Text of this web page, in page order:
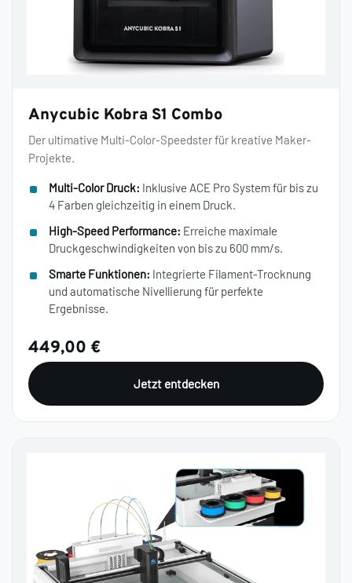
Anycubic Kobra S1 Combo
Der ultimative Multi-Color-Speedster für kreative Maker-
Projekte.
Multi-Color Druck: Inklusive ACE Pro System für bis zu
4 Farben gleichzeitig in einem Druck.
High-Speed Performance: Erreiche maximale
Druckgeschwindigkeiten von bis zu 600 mm/s.
Smarte Funktionen: Integrierte Filament-Trocknung
und automatische Nivellierung für perfekte
Ergebnisse.
449,00 €
Jetzt entdecken